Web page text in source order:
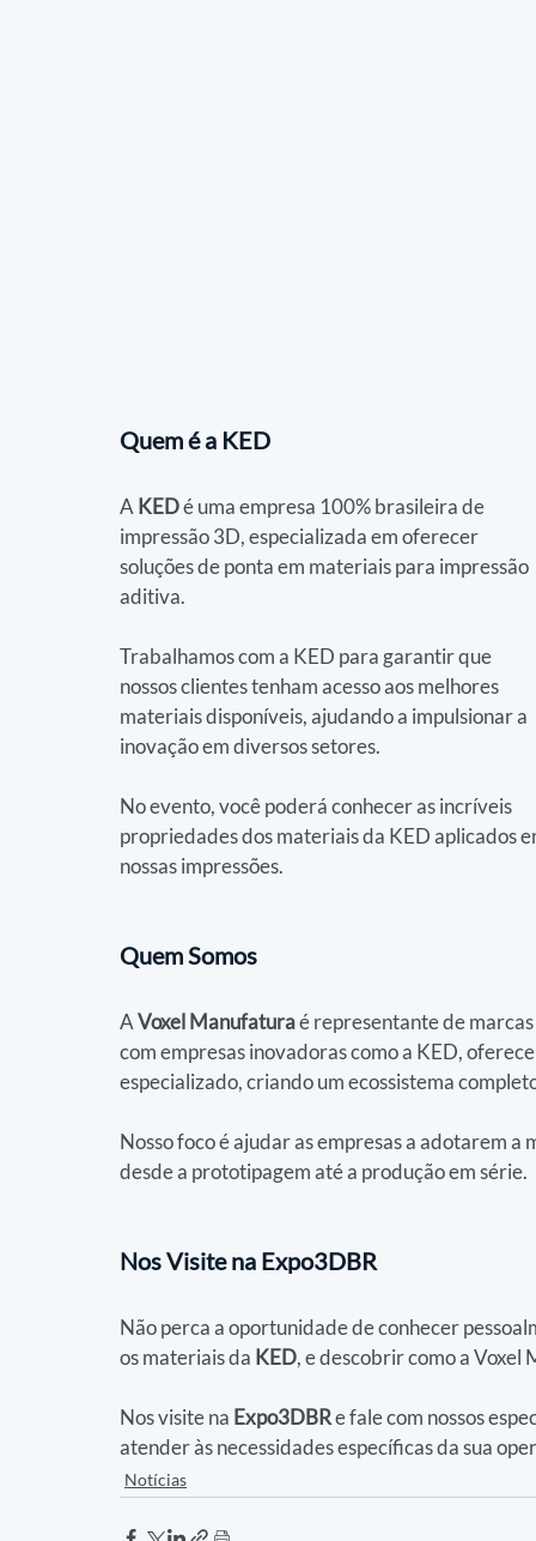
Quem é a KED
A KED é uma empresa 100% brasileira de
impressão 3D, especializada em oferecer
soluções de ponta em materiais para impressão
aditiva.
Trabalhamos com a KED para garantir que
nossos clientes tenham acesso aos melhores
materiais disponíveis, ajudando a impulsionar a
inovação em diversos setores.
No evento, você poderá conhecer as incríveis
propriedades dos materiais da KED aplicados
nossas impressões.
Quem Somos
A Voxel Manufatura é representante de
com empresas inovadoras como a KED,
especializado, criando um ecossistema
Nosso foco é ajudar as empresas a adotarem
desde a prototipagem até a produção em série.
Nos Visite na Expo3DBR
Não perca a oportunidade de conhecer
os materiais da KED, e descobrir como a
Nos visite na Expo3DBR e fale com nossos
atender às necessidades específicas da sua
Notícias